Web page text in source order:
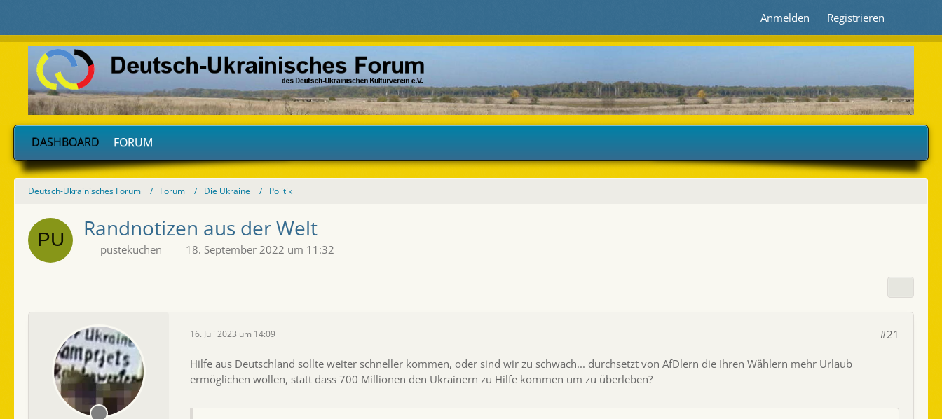
Anmelden Registrieren
DASHBOARD FORUM
Deutsch-Ukrainisches Forum Forum Die Ukraine Politik
Randnotizen aus der Welt
pustekuchen 18. September 2022 um 11:32
16. Juli 2023 um 14:09 #21
Hilfe aus Deutschland sollte weiter schneller kommen, oder sind wir zu schwach... durchsetzt von AfDlern die Ihren Wählern mehr Urlaub
ermöglichen wollen, statt dass 700 Millionen den Ukrainern zu Hilfe kommen um zu überleben?